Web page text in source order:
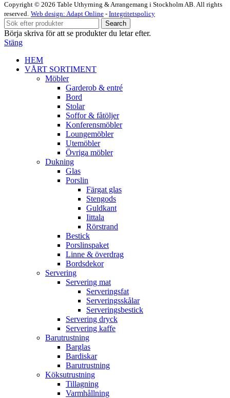
Copyright © 2026 Table Uthyrning & Arrangemang i Stockholm AB. All rights
reserved​​. Web design: Adapt Online - Integritetspolicy
Search
Börja skriva för att se produkter du letar efter.
Stäng
HEM
VÅRT SORTIMENT
Möbler
Garderob & entré
Bord
Stolar
Soffor & fåtöljer
Konferensmöbler
Loungemöbler
Utemöbler
Övriga möbler
Dukning
Glas
Porslin
Färgat glas
Stengods
Guldkant
Iittala
Rörstrand
Bestick
Porslinspaket
Linne & överdrag
Bordsdekor
Servering
Servering mat
Serveringsfat
Serveringsskålar
Serveringsbestick
Servering dryck
Servering kaffe
Barutrustning
Barglas
Bardiskar
Barutrustning
Köksutrustning
Tillagning
Varmhållning